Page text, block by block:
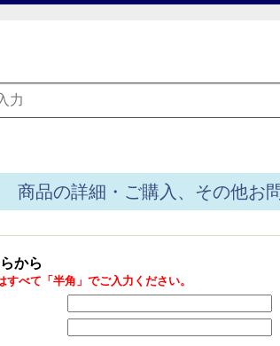
商品の詳細・ご購入、その他お
から
べて「半角」でご入力ください。